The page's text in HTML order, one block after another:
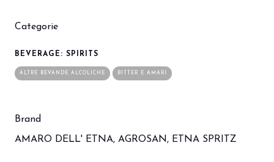
Categorie
BEVERAGE: SPIRITS
ALTRE BEVANDE ALCOLICHE BITTER E AMARI
Brand
AMARO DELL' ETNA, AGROSAN, ETNA SPRITZ